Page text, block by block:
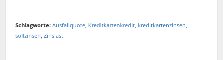
Schlagworte: Ausfallquote Kreditkartenkredit kreditkartenzinsen
sollzinsen Zinslast